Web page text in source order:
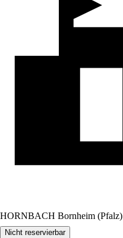
HORNBACH Bornheim (Pfalz)
Nicht reservierbar